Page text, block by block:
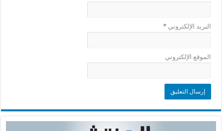
البريد الإلكتروني*
الموقع الإلكتروني